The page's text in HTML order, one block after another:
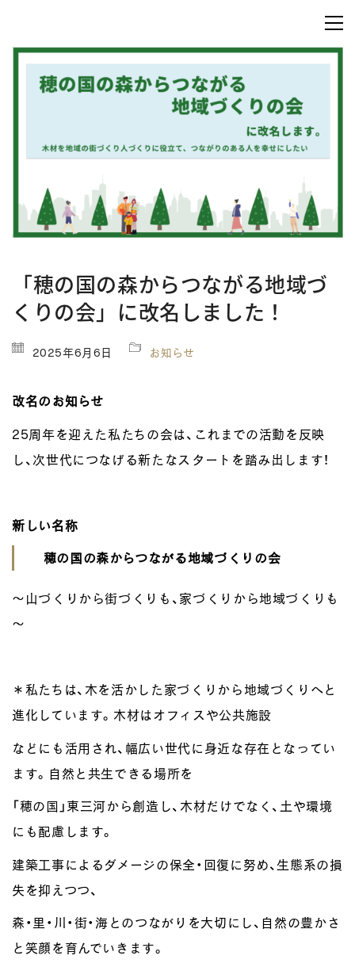
「穂の国の森からつながる地域づ
くりの会」に改名しました！
2025年6月6日 お知らせ
改名のお知らせ
25周年を迎えた私たちの会は、これまでの活動を反映
し、次世代につなげる新たなスタートを踏み出します！
新しい名称
穂の国の森からつながる地域づくりの会
～山づくりから街づくりも、家づくりから地域づくりも
～
＊私たちは、木を活かした家づくりから地域づくりへと
進化しています。木材はオフィスや公共施設
などにも活用され、幅広い世代に身近な存在となってい
ます。自然と共生できる場所を
「穂の国」東三河から創造し、木材だけでなく、土や環境
にも配慮します。
建築工事によるダメージの保全・回復に努め、生態系の損
失を抑えつつ、
森・里・川・街・海とのつながりを大切にし、自然の豊かさ
と笑顔を育んでいきます。